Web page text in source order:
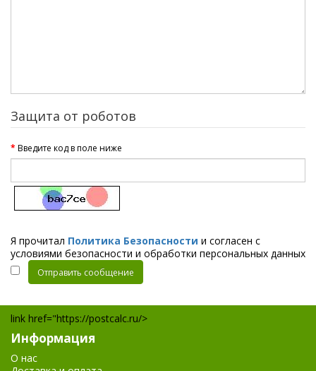
Защита от роботов
Введите код в поле ниже
Я прочитал Политика Безопасности и согласен с
условиями безопасности и обработки персональных данных
link href="https://postcalc.ru/>
Информация
О нас